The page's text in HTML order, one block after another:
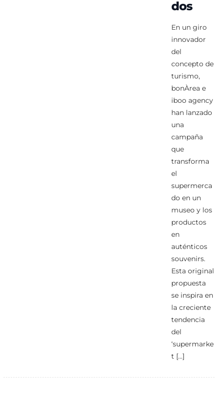
dos
En un giro
innovador
del
concepto de
turismo,
bonÀrea e
iboo agency
han lanzado
una
campaña
que
transforma
el
supermerca
do en un
museo y los
productos
en
auténticos
souvenirs.
Esta original
propuesta
se inspira en
la creciente
tendencia
del
‘supermarke
t […]